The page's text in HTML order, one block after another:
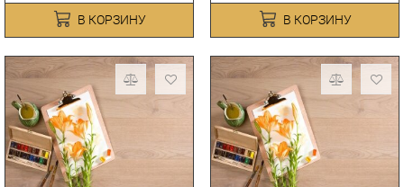
В КОРЗИНУ В КОРЗИНУ